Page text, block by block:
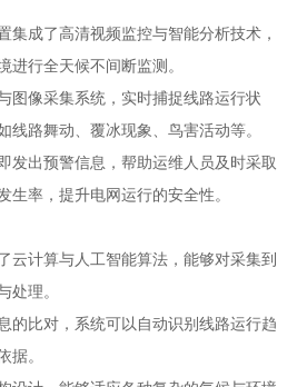
集成了高清视频监控与智能分析技术，
进行全天候不间断监测。
图像采集系统，实时捕捉线路运行状
线路舞动、覆冰现象、鸟害活动等。
发出预警信息，帮助运维人员及时采取
生率，提升电网运行的安全性。
云计算与人工智能算法，能够对采集到
处理。
的比对，系统可以自动识别线路运行趋
据。